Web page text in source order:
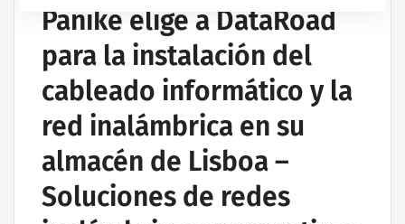
Panike elige a DataRoad
para la instalación del
cableado informático y la
red inalámbrica en su
almacén de Lisboa –
Soluciones de redes